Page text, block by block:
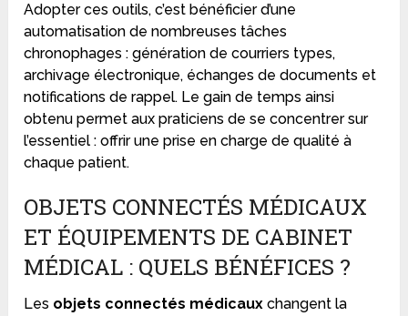
Adopter ces outils, c’est bénéficier d’une
automatisation de nombreuses tâches
chronophages : génération de courriers types,
archivage électronique, échanges de documents et
notifications de rappel. Le gain de temps ainsi
obtenu permet aux praticiens de se concentrer sur
l’essentiel : offrir une prise en charge de qualité à
chaque patient.
OBJETS CONNECTÉS MÉDICAUX
ET ÉQUIPEMENTS DE CABINET
MÉDICAL : QUELS BÉNÉFICES ?
Les objets connectés médicaux changent la